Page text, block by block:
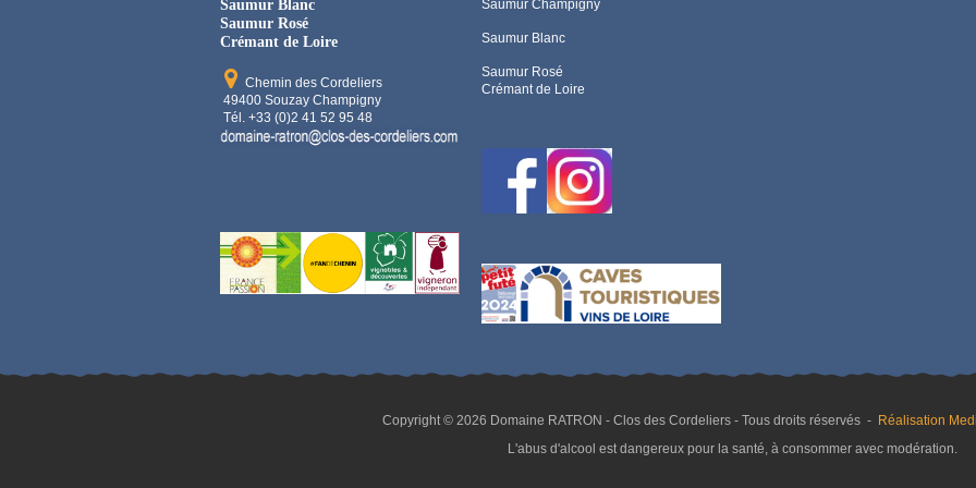
Saumur Blanc
Saumur Rosé
Crémant de Loire
Chemin des Cordeliers
49400 Souzay Champigny
Tél. +33 (0)2 41 52 95 48
Saumur Champigny
Saumur Blanc
Saumur Rosé
Crémant de Loire
Copyright © 2026 Domaine RATRON - Clos des Cordeliers - Tous droits réservés - Réalisation
L'abus d'alcool est dangereux pour la santé, à consommer avec modération.